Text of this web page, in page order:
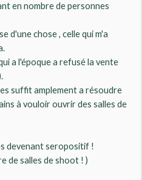
en nombre de personnes
d'une chose , celle qui m'a
a l'époque a refusé la vente
suffit amplement a résoudre
à vouloir ouvrir des salles de
devenant seropositif !
de salles de shoot ! )